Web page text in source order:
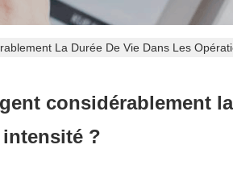
La Durée De Vie Dans Les
considérablement
?